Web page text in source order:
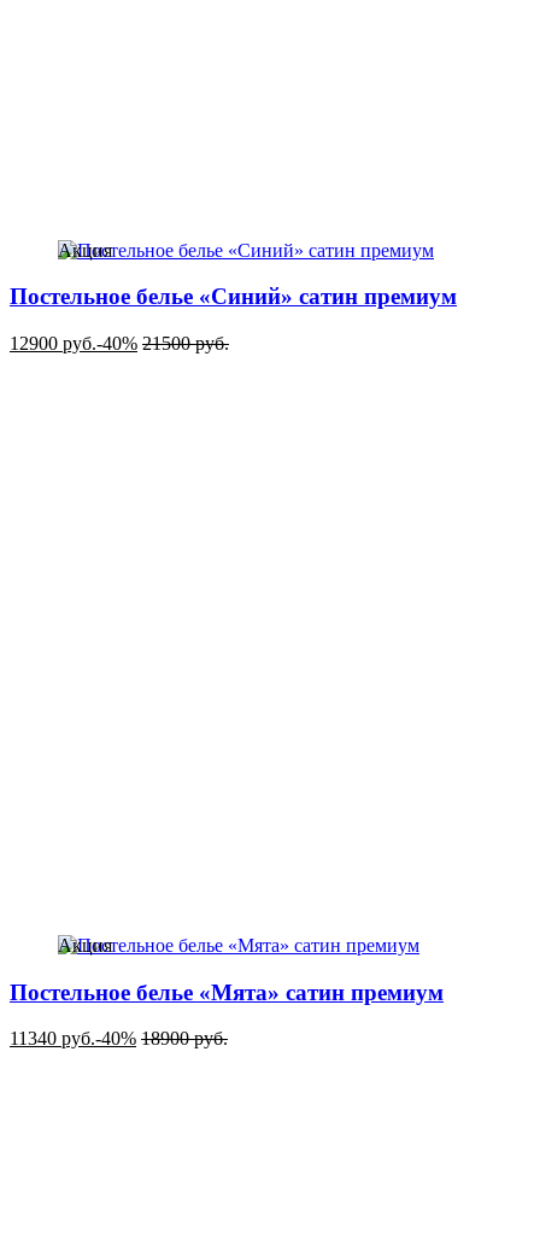
Акция
Постельное белье «Синий» сатин премиум
12900 руб.-40% 21500руб.
Акция
Постельное белье «Мята» сатин премиум
11340 руб.-40% 18900руб.